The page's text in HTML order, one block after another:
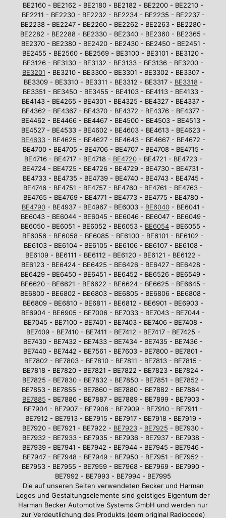
BE2160 - BE2162 - BE2180 - BE2182 - BE2200 - BE2210 -
BE2211 - BE2230 - BE2232 - BE2234 - BE2235 - BE2237 -
BE2238 - BE2247 - BE2260 - BE2262 - BE2263 - BE2280 -
BE2282 - BE2288 - BE2330 - BE2340 - BE2360 - BE2365 -
BE2370 - BE2380 - BE2420 - BE2430 - BE2450 - BE2451 -
BE2455 - BE2560 - BE2569 - BE3100 - BE3101 - BE3120 -
BE3126 - BE3130 - BE3132 - BE3133 - BE3136 - BE3200 -
BE3201 - BE3210 - BE3300 - BE3301 - BE3302 - BE3307 -
BE3309 - BE3310 - BE3311 - BE3312 - BE3317 - BE3318-
BE3351 - BE3450 - BE3455 - BE4103 - BE4113 - BE4133 -
BE4143 - BE4265 - BE4301 - BE4325 - BE4327 - BE4337 -
BE4362 - BE4367 - BE4370 - BE4372 - BE4376 - BE4377 -
BE4462 - BE4466 - BE4467 - BE4500 - BE4503 - BE4513 -
BE4527 - BE4533 - BE4602 - BE4603 - BE4613 - BE4623 -
BE4633- BE4625 - BE4627 - BE4643 - BE4667 - BE4672 -
BE4700 - BE4705 - BE4706 - BE4707 - BE4708 - BE4715 -
BE4716 - BE4717 - BE4718 - BE4720- BE4721 - BE4723 -
BE4724 - BE4725 - BE4726 - BE4729 - BE4730 - BE4731 -
BE4733 - BE4735 - BE4739 - BE4740 - BE4743 - BE4745 -
BE4746 - BE4751 - BE4757 - BE4760 - BE4761 - BE4763 -
BE4765 - BE4769 - BE4771 - BE4773 - BE4775 - BE4780 -
BE4790- BE4937 - BE4967 - BE6003 - BE6040- BE6041 -
BE6043 - BE6044 - BE6045 - BE6046 - BE6047 - BE6049 -
BE6050 - BE6051 - BE6052 - BE6053 - BE6054 - BE6055 -
BE6056 - BE6058 - BE6085 - BE6100 - BE6101 - BE6102 -
BE6103 - BE6104 - BE6105 - BE6106 - BE6107 - BE6108 -
BE6109 - BE6111 - BE6112 - BE6120 - BE6121 - BE6122 -
BE6123 - BE6424 - BE6425 - BE6426 - BE6427 - BE6428 -
BE6429 - BE6450 - BE6451 - BE6452 - BE6526 - BE6549 -
BE6620 - BE6621 - BE6622 - BE6624 - BE6625 - BE6645 -
BE6800 - BE6802 - BE6803 - BE6805 - BE6806 - BE6808 -
BE6809 - BE6810 - BE6811 - BE6812 - BE6901 - BE6903 -
BE6904 - BE6905 - BE7006 - BE7033 - BE7043 - BE7044 -
BE7045 - BE7100 - BE7401 - BE7403 - BE7406 - BE7408 -
BE7409 - BE7410 - BE7411 - BE7412 - BE7417 - BE7425 -
BE7430 - BE7432 - BE7433 - BE7434 - BE7435 - BE7436 -
BE7440 - BE7442 - BE7561 - BE7603 - BE7800 - BE7801 -
BE7802 - BE7803 - BE7810 - BE7811 - BE7813 - BE7815 -
BE7818 - BE7820 - BE7821 - BE7822 - BE7823 - BE7824 -
BE7825 - BE7830 - BE7832 - BE7850 - BE7851 - BE7852 -
BE7853 - BE7855 - BE7860 - BE7880 - BE7882 - BE7884 -
BE7885 - BE7886 - BE7887 - BE7889 - BE7899 - BE7903 -
BE7904 - BE7907 - BE7908 - BE7909 - BE7910 - BE7911 -
BE7912 - BE7913 - BE7915 - BE7917 - BE7918 - BE7919 -
BE7920 - BE7921 - BE7922 - BE7923 - BE7925 - BE7930 -
BE7932 - BE7933 - BE7935 - BE7936 - BE7937 - BE7938 -
BE7939 - BE7941 - BE7942 - BE7944 - BE7945 - BE7946 -
BE7947 - BE7948 - BE7949 - BE7950 - BE7951 - BE7952 -
BE7953 - BE7955 - BE7959 - BE7968 - BE7969 - BE7990 -
BE7992 - BE7993 - BE7994 - BE7995
Die auf unseren Seiten verwendeten Becker und Harman
Logos und Gestaltungselemente sind geistiges Eigentum der
Harman Becker Automotive Systems GmbH und werden nur
zur Verdeutlichung des Produkts (dem original Radiocode)